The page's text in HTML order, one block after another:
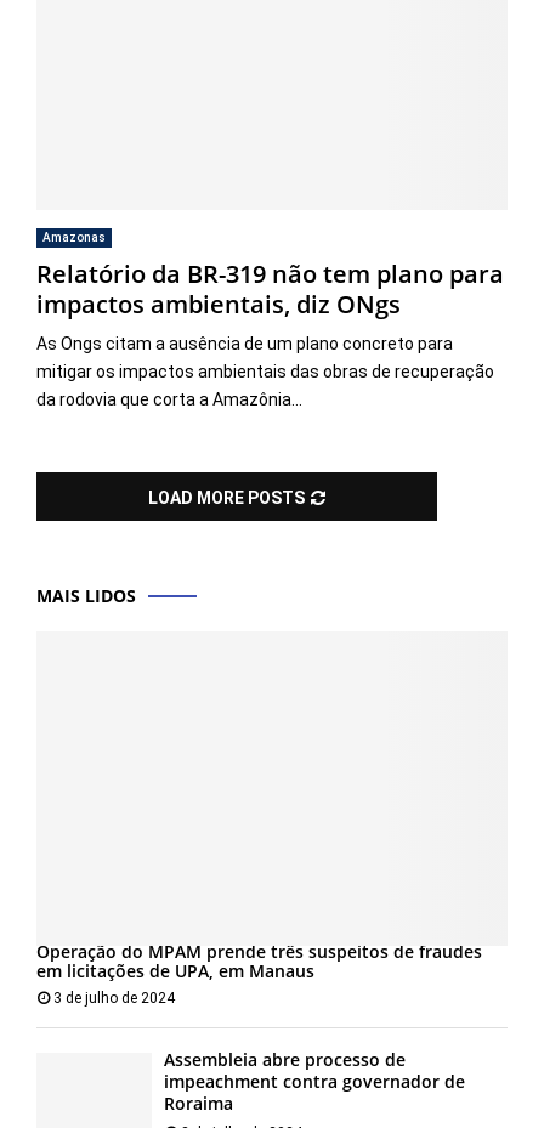
Amazonas
Relatório da BR-319 não tem plano para
impactos ambientais, diz ONgs
As Ongs citam a ausência de um plano concreto para
mitigar os impactos ambientais das obras de recuperação
da rodovia que corta a Amazônia...
LOAD MORE POSTS
MAIS LIDOS
Operação do MPAM prende três suspeitos de fraudes
em licitações de UPA, em Manaus
3 de julho de 2024
Assembleia abre processo de
impeachment contra governador de
Roraima